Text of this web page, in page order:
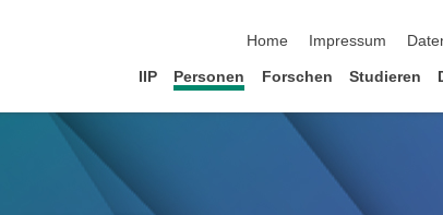
Home
Impressum
IIP Personen Forschen Studieren